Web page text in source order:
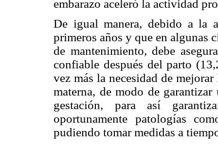
embarazo aceleró la actividad
De igual manera, debido a la
primeros años y que en algunas
de mantenimiento, debe
confiable después del parto
vez más la necesidad de
materna, de modo de
gestación, para así
oportunamente patologías
pudiendo tomar medidas a